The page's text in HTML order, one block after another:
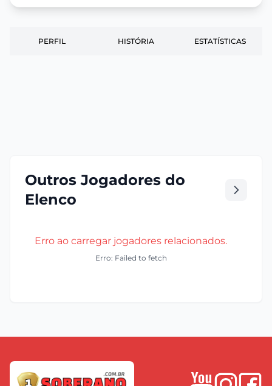
PERFIL HISTÓRIA ESTATÍSTICAS
Outros Jogadores do
Elenco
Erro ao carregar jogadores relacionados.
Erro: Failed to fetch